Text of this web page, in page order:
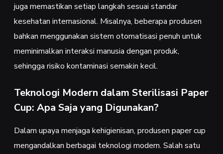
juga memastikan setiap langkah sesuai standar
kesehatan internasional. Misalnya, beberapa produsen
bahkan menggunakan sistem otomatisasi penuh untuk
meminimalkan interaksi manusia dengan produk,
sehingga risiko kontaminasi semakin kecil.
Teknologi Modern dalam Sterilisasi Paper
Cup: Apa Saja yang Digunakan?
Dalam upaya menjaga kehigienisan, produsen paper cup
mengandalkan berbagai teknologi modern. Salah satu